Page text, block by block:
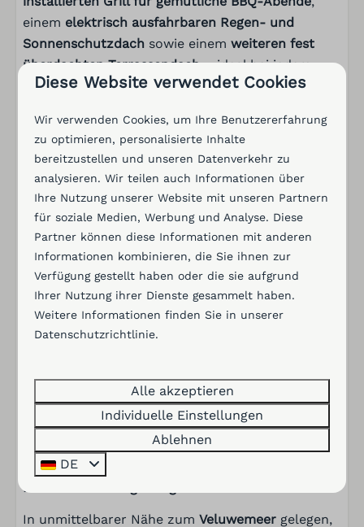
Pfannen
Besteck
Esstisch
Geschirrspüler
Extraktor
Kochen mit Induktion
Heizung und Kühlung
Deckenventilator
Fußbodenheizung
einem elektrisch ausfahrbaren Regen- und
Sonnenschutzdach sowie einem weiteren fest
überdachten Terrassendach– ideal bei jedem
Wetter.
Ein weiteres praktisches Extra ist derüberdachte
Fahrradunterstand mit Lademöglichkeit für E-
Bikes– perfekt für aktive Urlauber.
Hinter dem Zaun liegt dein privater Steg – ideal
zum Schwimmen über die Treppe oder zum
Anlegen mit dem Boot. Der direkte Zugang zum
Wasser ist ein besonderes Highlight für
Naturliebhaber.
Einrichtungen im Villa Resort Harderwold
, bekannt fürRuhe, Raum und
. Vor Ort findest du einen 18-Loch-
Golfplatz, Tennisplätze, eine Driving Range, einen
Kinderspielplatz und eine gemütliche Brasserie.
Entdecke die Umgebung
In unmittelbarer Nähe zum Veluwemeer gelegen,
Diese Website verwendet Cookies
Wir verwenden Cookies, um Ihre Benutzererfahrung
zu optimieren, personalisierte Inhalte
bereitzustellen und unseren Datenverkehr zu
analysieren. Wir teilen auch Informationen über
Ihre Nutzung unserer Website mit unseren Partnern
für soziale Medien, Werbung und Analyse. Diese
Partner können diese Informationen mit anderen
Informationen kombinieren, die Sie ihnen zur
Verfügung gestellt haben oder die sie aufgrund
Ihrer Nutzung ihrer Dienste gesammelt haben.
Weitere Informationen finden Sie in unserer
Datenschutzrichtlinie.
Alle akzeptieren
Individuelle Einstellungen
Ablehnen
DE